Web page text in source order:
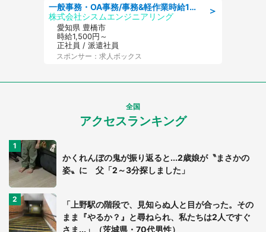
＞
一般事務・OA事務/事務&軽作業時給1500円土日祝休み各種社保完備
株式会社シスムエンジニアリング
愛知県 豊橋市
時給1,500円～
正社員 / 派遣社員
スポンサー：求人ボックス
全国
アクセスランキング
かくれんぼの鬼が振り返ると...2歳娘が〝まさかの
姿〟に 父「2～3分探しました」
「上野駅の階段で、見知らぬ人と目が合った。その
まま『やるか？』と尋ねられ、私たちは2人ですぐ
さま...」（茨城県・70代男性）